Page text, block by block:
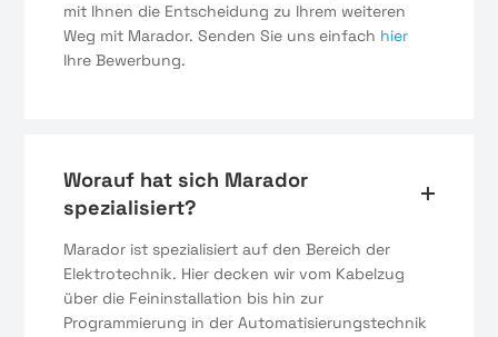
mit Ihnen die Entscheidung zu Ihrem weiteren
Weg mit Marador. Senden Sie uns einfach hier
Ihre Bewerbung.
Worauf hat sich Marador
spezialisiert?
Marador ist spezialisiert auf den Bereich der
Elektrotechnik. Hier decken wir vom Kabelzug
über die Feininstallation bis hin zur
Programmierung in der Automatisierungstechnik